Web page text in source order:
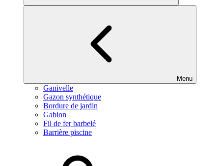
Menu
Ganivelle
Gazon synthétique
Bordure de jardin
Gabion
Fil de fer barbelé
Barrière piscine